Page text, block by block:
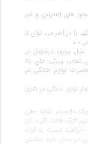
های اینترنتی و غیر
را در آخر می توان از
داد
آی پی امداد با داشتن بیش از 50 سال سابقه درخشان در
تمامی ویژگی های بالا
لوازم خانگی در
لوازم خانگی در شرق
دانست، شاید حتی
بتوان گفت شرق تهران خود به اندازه یک شهر fزرگ باشد، اگر ساکن
نسبت به ارائه